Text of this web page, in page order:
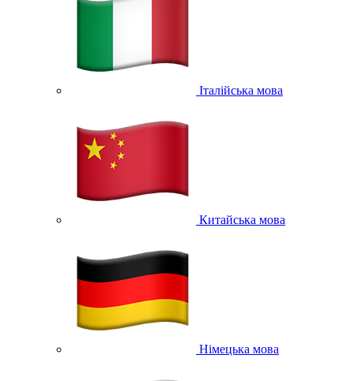
Італійська мова
Китайська мова
Німецька мова